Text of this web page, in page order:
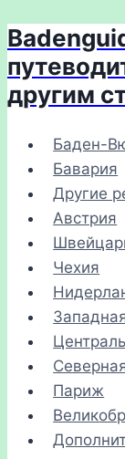
Перейти
к
содержимому
другим
Баден-
Бавария
Другие
Австрия
Чехия
Париж